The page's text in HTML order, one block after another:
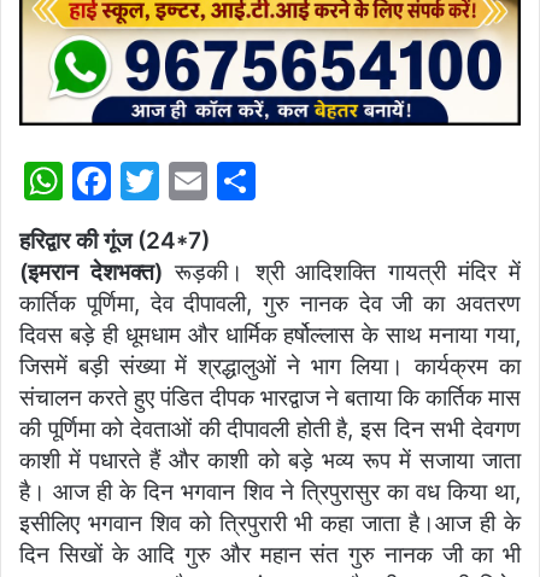
W
at
s
A
p
p
F
a
c
e
b
o
o
k
T
itt
er
E
ai
l
ar
e
हरिद्वार की गूंज (24*7)
(इमरान देशभक्त) रूड़की। श्री आदिशक्ति गायत्री मंदिर में
कार्तिक पूर्णिमा, देव दीपावली, गुरु नानक देव जी का अवतरण
दिवस बड़े ही धूमधाम और धार्मिक हर्षोल्लास के साथ मनाया गया,
जिसमें बड़ी संख्या में श्रद्धालुओं ने भाग लिया। कार्यक्रम का
संचालन करते हुए पंडित दीपक भारद्वाज ने बताया कि कार्तिक मास
की पूर्णिमा को देवताओं की दीपावली होती है, इस दिन सभी देवगण
काशी में पधारते हैं और काशी को बड़े भव्य रूप में सजाया जाता
है। आज ही के दिन भगवान शिव ने त्रिपुरासुर का वध किया था,
इसीलिए भगवान शिव को त्रिपुरारी भी कहा जाता है।आज ही के
दिन सिखों के आदि गुरु और महान संत गुरु नानक जी का भी